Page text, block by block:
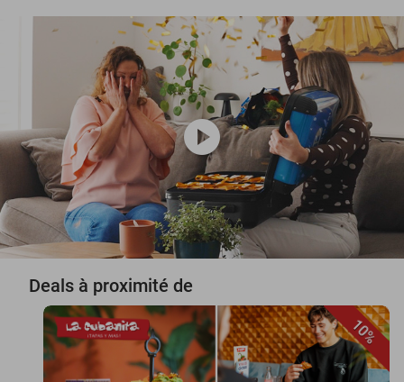
play_circle
Deals à proximité de
10%